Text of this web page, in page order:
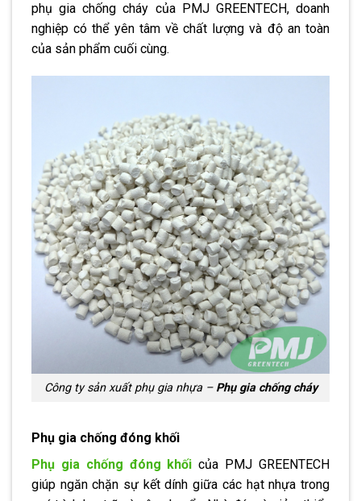
phụ gia chống cháy của PMJ GREENTECH, doanh
nghiệp có thể yên tâm về chất lượng và độ an toàn
của sản phẩm cuối cùng.
Công ty sản xuất phụ gia nhựa – Phụ gia chống cháy
Phụ gia chống đóng khối
Phụ gia chống đóng khối của PMJ GREENTECH
giúp ngăn chặn sự kết dính giữa các hạt nhựa trong